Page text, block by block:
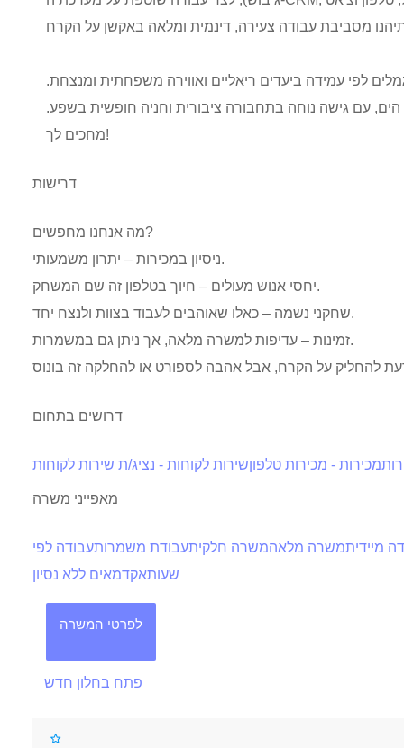
לפי עמידה ביעדים ריאליים ואווירה משפחתית ומנצחת.
עם גישה נוחה בתחבורה ציבורית וחניה חופשית בשפע.
מחכים לך!
דרישות
מה אנחנו מחפשים?
ניסיון במכירות – יתרון משמעותי.
יחסי אנוש מעולים – חיוך בטלפון זה שם המשחק.
שחקני נשמה – כאלו שאוהבים לעבוד בצוות ולנצח יחד.
זמינות – עדיפות למשרה מלאה, אך ניתן גם במשמרות.
דרושים בתחום
מכירות - מכירות טלפוןשירות לקוחות - נציג/ת שירות לקוחות
מאפייני משרה
מיידיתמשרה מלאהמשרה חלקיתעבודת משמרותעבודה לפי
שעותאקדמאים ללא נסיון
לפרטי המשרה
פתח בחלון חדש